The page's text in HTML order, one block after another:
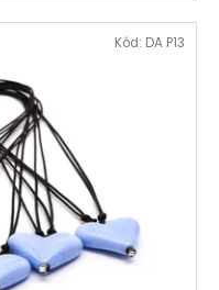
Kód: DA P13